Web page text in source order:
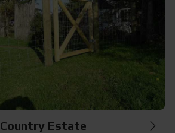
Country Estate